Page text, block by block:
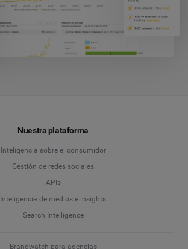
Nuestra plataforma
Inteligencia sobre el consumidor
Gestión de redes sociales
APIs
Inteligencia de medios e insights
Search Intelligence
Brandwatch para agencias